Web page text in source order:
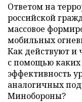
Ответом на
российской
массовое
мобильных
Как действуют и
с помощью
эффективность
аналогичных
Минобороны?